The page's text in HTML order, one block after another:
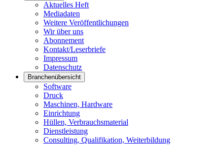
Aktuelles Heft
Mediadaten
Weitere Veröffentlichungen
Wir über uns
Abonnement
Kontakt/Leserbriefe
Impressum
Datenschutz
Branchenübersicht
Software
Druck
Maschinen, Hardware
Einrichtung
Hüllen, Verbrauchsmaterial
Dienstleistung
Consulting, Qualifikation, Weiterbildung